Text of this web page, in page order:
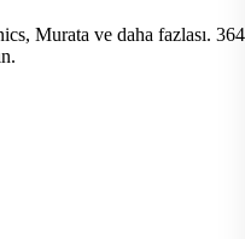
Murata ve daha fazlası. 364